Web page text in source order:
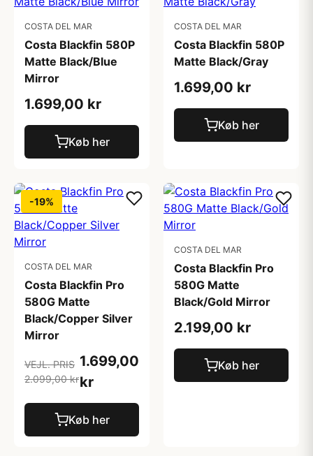
COSTA DEL MAR
Costa Blackfin 580P
Matte Black/Blue
Mirror
1.699,00 kr
Køb her
COSTA DEL MAR
Costa Blackfin 580P
Matte Black/Gray
1.699,00 kr
Køb her
-19%
COSTA DEL MAR
Costa Blackfin Pro
580G Matte
Black/Copper Silver
Mirror
VEJL. PRIS
2.099,00 kr
1.699,00
kr
Køb her
COSTA DEL MAR
Costa Blackfin Pro
580G Matte
Black/Gold Mirror
2.199,00 kr
Køb her